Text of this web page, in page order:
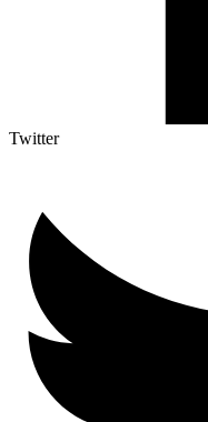
Twitter